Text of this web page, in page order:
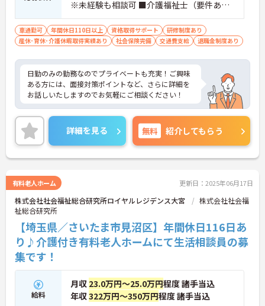
※未経験も相談可 ■介護福祉士（要件あ
り） ■普通自動車運転免許〈AT限定可〉※
必須
車通勤可 年間休日110日以上 資格取得サポート
研修制度あり
産休･育休･介護休暇取得実績あり
社会保険完備 交通費支給 退職金制度あり
日勤のみの勤務なのでプライベートも充実！ご興味
ある方には、面接対策ポイントなど、さらに詳細を
お話しいたしますのでお気軽にご相談ください！
詳細を見る 無料 紹介してもらう
有料老人ホーム 更新日：2025年06月17日
株式会社社会福祉総合研究所ロイヤルレジデンス大宮
株式会社社会福
祉総合研究所
【埼玉県／さいたま市見沼区】年間休日116日あ
り♪介護付き有料老人ホームにて生活相談員の募
集です！
給料
月収 23.0万円～25.0万円程度 諸手当込
年収322万円～350万円程度 諸手当込